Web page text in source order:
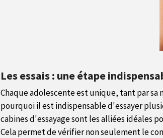
Les essais : une étape
Chaque adolescente est unique, tant par sa
pourquoi il est indispensable d'essayer
cabines d'essayage sont les alliées idéales
Cela permet de vérifier non seulement le